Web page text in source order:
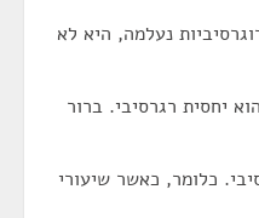
נעלמה, היא לא
יחסית רגרסיבי. ברור
כלומר, כאשר שיעורי